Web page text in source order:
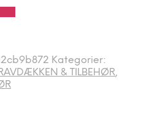
Kategorier:
& TILBEHØR,